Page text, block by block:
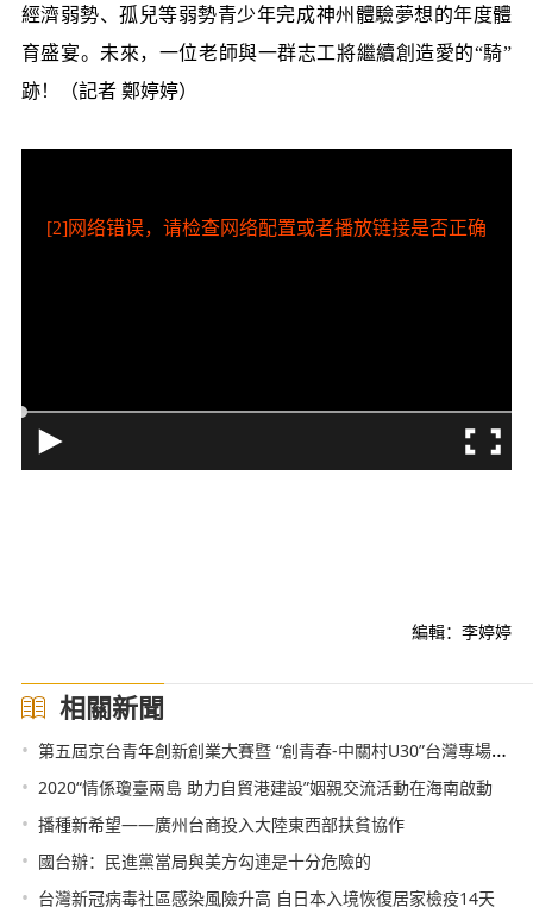
經濟弱勢、孤兒等弱勢青少年完成神州體驗夢想的年度體
育盛宴。未來，一位老師與一群志工將繼續創造愛的“騎”
跡！（記者 鄭婷婷）
[2]网络错误，请检查网络配置或者播放链接是否正确
編輯：李婷婷
相關新聞
• 第五屆京台青年創新創業大賽暨 “創青春-中關村U30”台灣專場活動喊你報名參賽啦！
• 2020“情係瓊臺兩島 助力自貿港建設”姻親交流活動在海南啟動
• 播種新希望——廣州台商投入大陸東西部扶貧協作
• 國台辦：民進黨當局與美方勾連是十分危險的
• 台灣新冠病毒社區感染風險升高 自日本入境恢復居家檢疫14天